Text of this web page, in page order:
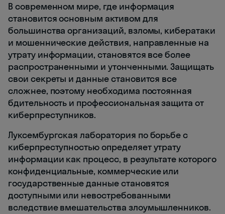
В современном мире, где информация
становится основным активом для
большинства организаций, взломы, кибератаки
и мошеннические действия, направленные на
утрату информации, становятся все более
распространенными и утонченными. Защищать
свои секреты и данные становится все
сложнее, поэтому необходима постоянная
бдительность и профессиональная защита от
киберпреступников.
Луксембургская лаборатория по борьбе с
киберпреступностью определяет утрату
информации как процесс, в результате которого
конфиденциальные, коммерческие или
государственные данные становятся
доступными или невостребованными
вследствие вмешательства злоумышленников.